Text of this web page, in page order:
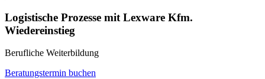
Logistische Prozesse mit Lexware Kfm.
Wiedereinstieg
Berufliche Weiterbildung
Beratungstermin buchen